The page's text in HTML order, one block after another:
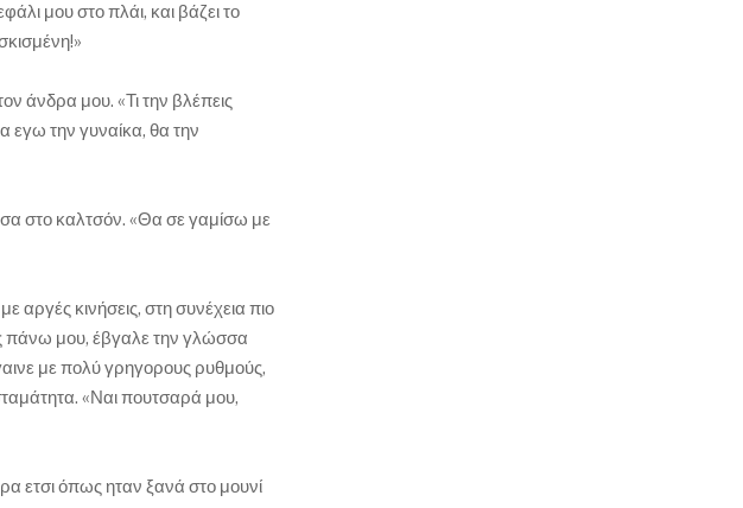
μου στο πλάι, και βάζει το
άνδρα μου. «Τι την βλέπεις
εγω την γυναίκα, θα την
στο καλτσόν. «Θα σε γαμίσω με
αργές κινήσεις, στη συνέχεια πιο
πάνω μου, έβγαλε την γλώσσα
με πολύ γρηγορους ρυθμούς,
«Ναι πουτσαρά μου,
ετσι όπως ηταν ξανά στο μουνί